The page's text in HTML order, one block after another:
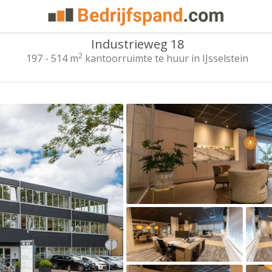
Industrieweg 18
197 - 514 m2 kantoorruimte te huur in IJsselstein